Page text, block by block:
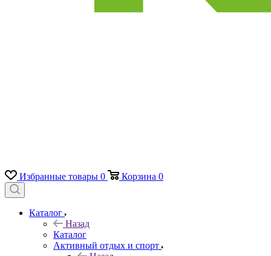
Избранные товары 0 Корзина 0
Каталог
Назад
Каталог
Активный отдых и спорт